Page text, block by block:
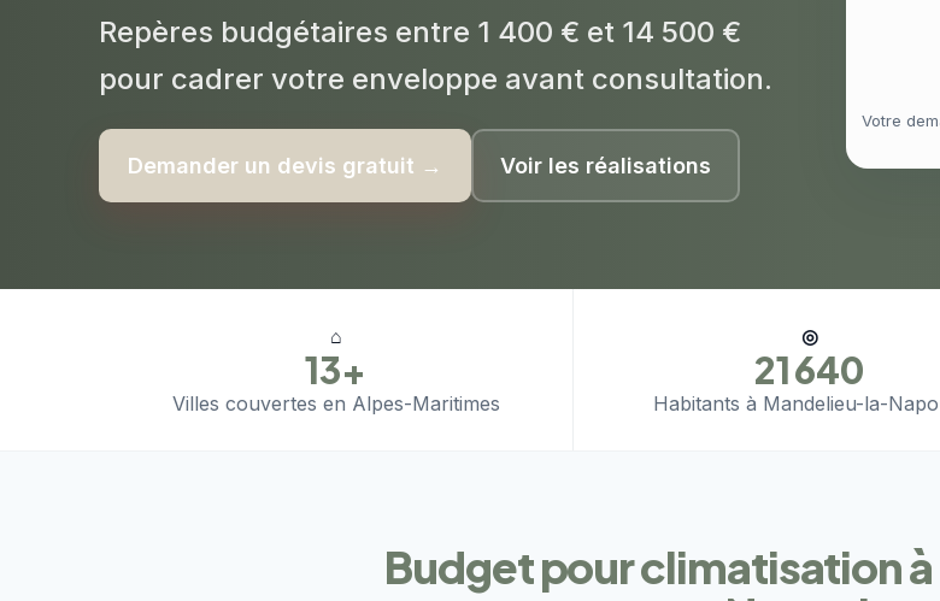
Repères budgétaires entre 1 400 € et 14 500 €
pour cadrer votre enveloppe avant consultation.
Demander un devis gratuit → Voir les réalisations
Votre
⌂
13+
Villes couvertes en Alpes-Maritimes
◎
21 640
Habitants à Mandelieu-la-
Budget pour climatisation